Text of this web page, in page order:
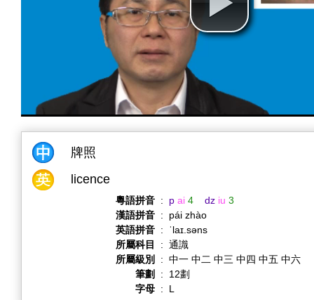
牌照
licence
粵語拼音 : p ai 4 dz iu 3
漢語拼音 :
pái zhào
英語拼音 :
ˈlaɪ.səns
所屬科目
: 通識
所屬級別
: 中一 中二 中三 中四 中五 中六
筆劃
:
12劃
字母 : L